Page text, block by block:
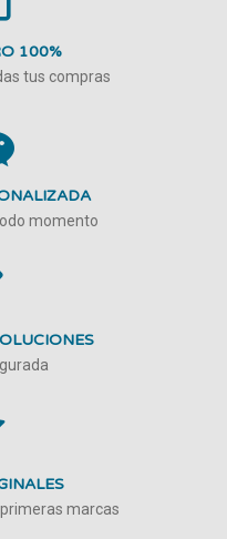
100%
tus compras
momento
marcas